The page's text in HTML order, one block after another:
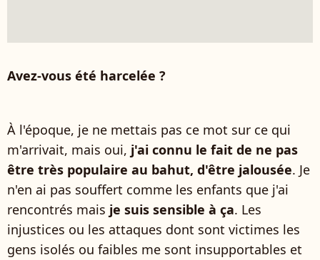
Avez-vous été harcelée ?
À l'époque, je ne mettais pas ce mot sur ce qui
m'arrivait, mais oui, j'ai connu le fait de ne pas
être très populaire au bahut, d'être jalousée. Je
n'en ai pas souffert comme les enfants que j'ai
rencontrés mais je suis sensible à ça. Les
injustices ou les attaques dont sont victimes les
gens isolés ou faibles me sont insupportables et